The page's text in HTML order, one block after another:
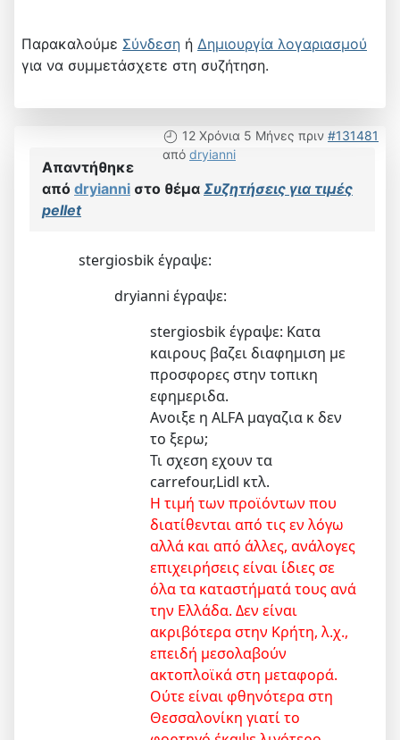
Παρακαλούμε Σύνδεση ή Δημιουργία λογαριασμού
για να συμμετάσχετε στη συζήτηση.
12 Χρόνια 5 Μήνες πριν #131481
από dryianni
Απαντήθηκε
από dryianni στο θέμα Συζητήσεις για τιμές
pellet
stergiosbik έγραψε:
dryianni έγραψε:
stergiosbik έγραψε: Κατα
καιρους βαζει διαφημιση με
προσφορες στην τοπικη
εφημεριδα.
Aνοιξε η ΑLFA μαγαζια κ δεν
το ξερω;
Τι σχεση εχουν τα
carrefour,Lidl κτλ.
Η τιμή των προϊόντων που
διατίθενται από τις εν λόγω
αλλά και από άλλες, ανάλογες
επιχειρήσεις είναι ίδιες σε
όλα τα καταστήματά τους ανά
την Ελλάδα. Δεν είναι
ακριβότερα στην Κρήτη, λ.χ.,
επειδή μεσολαβούν
ακτοπλοϊκά στη μεταφορά.
Ούτε είναι φθηνότερα στη
Θεσσαλονίκη γιατί το